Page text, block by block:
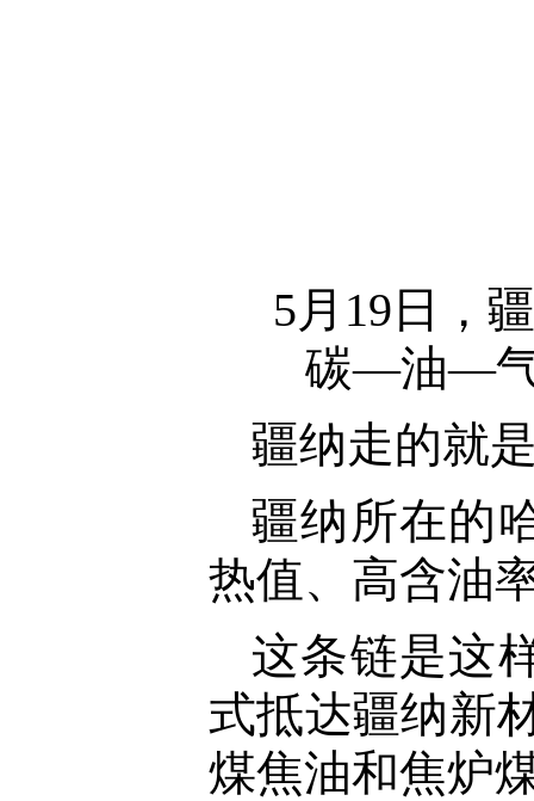
5月19日，
碳—油—
疆纳走的就
疆纳所在的
热值、高含油
这条链是这
式抵达疆纳新
煤焦油和焦炉